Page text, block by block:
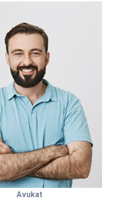
Avukat